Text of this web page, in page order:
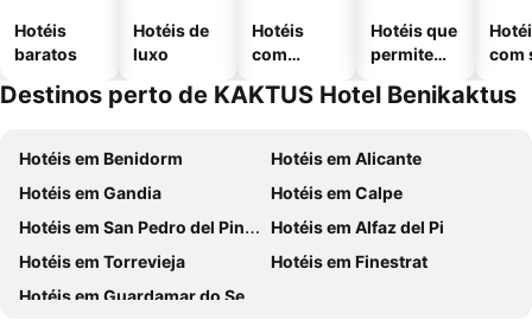
Hotéis
baratos
Hotéis de
luxo
Hotéis
com
Hotéis que
permitem
com
Destinos perto de KAKTUS Hotel Benikaktus
Hotéis em Benidorm
Hotéis em Alicante
Hotéis em Gandia
Hotéis em Calpe
Hotéis em San Pedro del Pinatar
Hotéis em Alfaz del Pi
Hotéis em Torrevieja
Hotéis em Finestrat
Hotéis em Guardamar do Segura